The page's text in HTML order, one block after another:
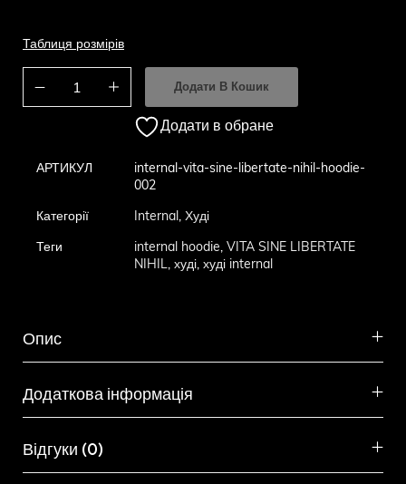
Таблиця розмірів
Додати В Кошик
Додати в обране
АРТИКУЛ
internal-vita-sine-libertate-nihil-hoodie-
002
Категорії Internal, Худі
Теги internal hoodie, VITA SINE LIBERTATE
NIHIL, худі, худі internal
Опис
Додаткова інформація
Відгуки (0)